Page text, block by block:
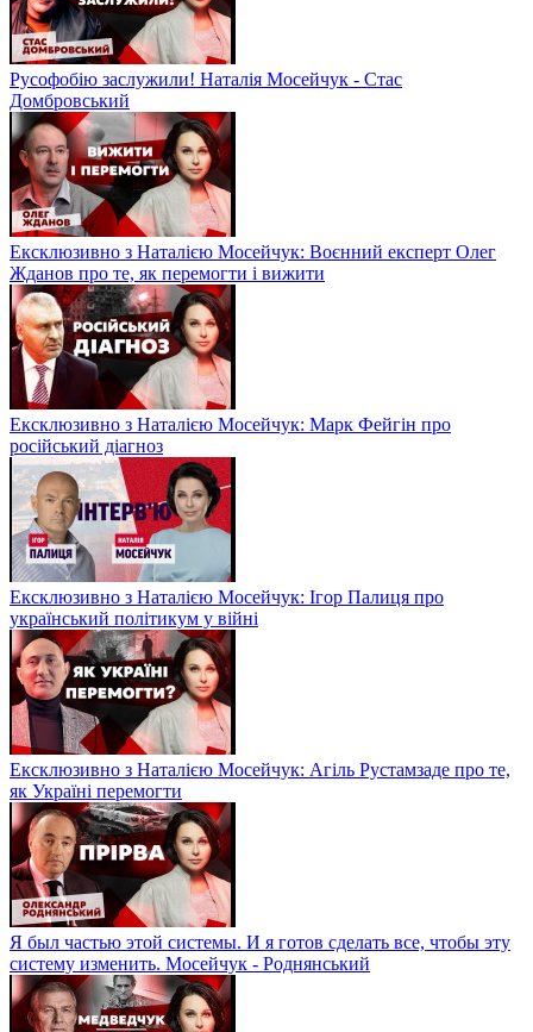
Русофобію заслужили! Наталія Мосейчук - Стас
Домбровський
Ексклюзивно з Наталією Мосейчук: Воєнний експерт Олег
Жданов про те, як перемогти і вижити
Ексклюзивно з Наталією Мосейчук: Марк Фейгін про
російський діагноз
Ексклюзивно з Наталією Мосейчук: Ігор Палиця про
український політикум у війні
Ексклюзивно з Наталією Мосейчук: Агіль Рустамзаде про те,
як Україні перемогти
Я был частью этой системы. И я готов сделать все, чтобы эту
систему изменить. Мосейчук - Роднянський